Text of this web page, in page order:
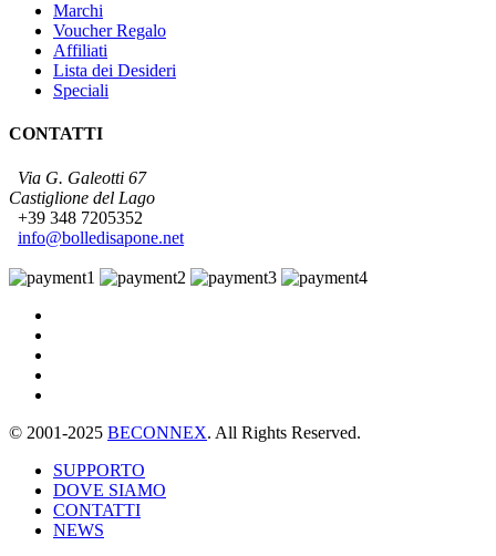
Marchi
Voucher Regalo
Affiliati
Lista dei Desideri
Speciali
CONTATTI
Via G. Galeotti 67
Castiglione del Lago
+39 348 7205352
info@bolledisapone.net
© 2001-2025 BECONNEX. All Rights Reserved.
SUPPORTO
DOVE SIAMO
CONTATTI
NEWS